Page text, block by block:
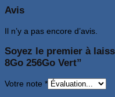
Avis
Il n’y a pas encore d’avis.
Soyez le premier à
8Go 256Go Vert”
Votre note *